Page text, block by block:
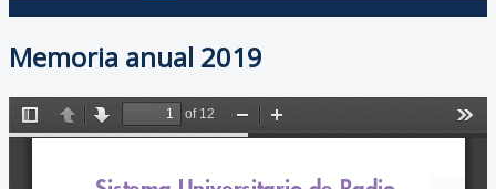
Memoria anual 2019